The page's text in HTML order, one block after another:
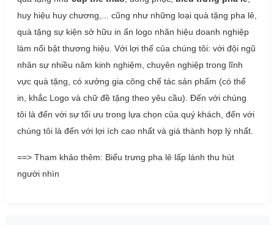
huy hiệu huy chương,... cũng như những loại quà tặng pha lê,
quà tặng sự kiện sở hữu in ấn logo nhãn hiệu doanh nghiệp
làm nổi bật thương hiệu. Với lợi thế của chúng tôi: với đội ngũ
nhân sự nhiều năm kinh nghiệm, chuyên nghiệp trong lĩnh
vực quà tặng, có xưởng gia công chế tác sản phẩm (có thể
in, khắc Logo và chữ đề tặng theo yêu cầu). Đến với chúng
tôi là đến với sự tối ưu trong lựa chọn của quý khách, đến với
chúng tôi là đến với lợi ích cao nhất và giá thành hợp lý nhất.
==> Tham khảo thêm: Biểu trưng pha lê lấp lánh thu hút
người nhìn